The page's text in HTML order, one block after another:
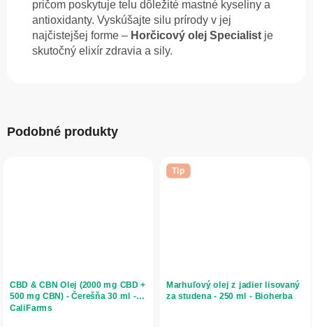
pričom poskytuje telu dôležité mastné kyseliny a
antioxidanty. Vyskúšajte silu prírody v jej
najčistejšej forme – Horčicový olej Specialist je
skutočný elixír zdravia a sily.
Podobné produkty
CBD & CBN Olej (2000 mg CBD +
500 mg CBN) - Čerešňa 30 ml -
CaliFarms
Tip
Marhuľový olej z jadier lisovaný
za studena - 250 ml - Bioherba